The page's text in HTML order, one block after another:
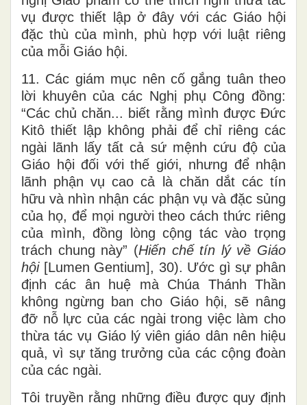
vụ được thiết lập ở đây với các Giáo hội
đặc thù của mình, phù hợp với luật riêng
của mỗi Giáo hội.
11. Các giám mục nên cố gắng tuân theo
lời khuyên của các Nghị phụ Công đồng:
“Các chủ chăn... biết rằng mình được Đức
Kitô thiết lập không phải để chỉ riêng các
ngài lãnh lấy tất cả sứ mệnh cứu độ của
Giáo hội đối với thế giới, nhưng để nhận
lãnh phận vụ cao cả là chăn dắt các tín
hữu và nhìn nhận các phận vụ và đặc sủng
của họ, để mọi người theo cách thức riêng
của mình, đồng lòng cộng tác vào trọng
trách chung này” (Hiến chế tín lý về Giáo
hội[Lumen Gentium], 30). Ước gì sự phân
định các ân huệ mà Chúa Thánh Thần
không ngừng ban cho Giáo hội, sẽ nâng
đỡ nỗ lực của các ngài trong việc làm cho
thừa tác vụ Giáo lý viên giáo dân nên hiệu
quả, vì sự tăng trưởng của các cộng đoàn
của các ngài.
Tôi truyền rằng những điều được quy định